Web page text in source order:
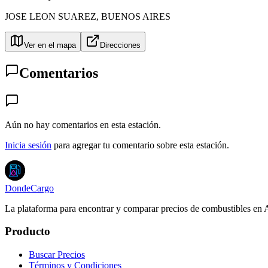
JOSE LEON SUAREZ, BUENOS AIRES
Ver en el mapa Direcciones
Comentarios
Aún no hay comentarios en esta estación.
Inicia sesión para agregar tu comentario sobre esta estación.
DondeCargo
La plataforma para encontrar y comparar precios de combustibles en
Producto
Buscar Precios
Términos y Condiciones